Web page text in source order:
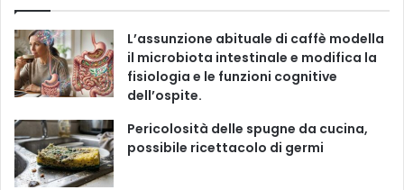
r
i
e
e
b
o
o
k
T
u
b
e
t
a
g
r
a
T
o
k
L’assunzione abituale di caffè modella
il microbiota intestinale e modifica la
fisiologia e le funzioni cognitive
dell’ospite.
Pericolosità delle spugne da cucina,
possibile ricettacolo di germi